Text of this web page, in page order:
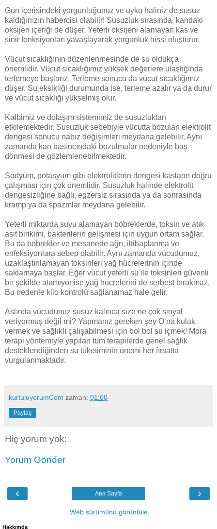
Gün içerisindeki yorgunluğunuz ve uyku haliniz de susuz
kaldığınızın habercisi olabilir! Susuzluk sırasında, kandaki
oksijen içeriği de düşer. Yeterli oksijeni alamayan kas ve
sinir fonksiyonları yavaşlayarak yorgunluk hissi oluşturur.
Vücut sıcaklığının düzenlenmesinde de su oldukça
önemlidir. Vücut sıcaklığımız yüksek değerlere ulaştığında
terlemeye başlarız. Terleme sonucu da vücut sıcaklığımız
düşer. Su eksikliği durumunda ise, terleme azalır ya da durur
ve vücut sıcaklığı yükselmiş olur.
Kalbimiz ve dolaşım sistemimiz de susuzluktan
etkilemektedir. Susuzluk sebebiyle vücutta bozulan elektrolit
dengesi sonucu nabız değişimleri meydana gelebilir. Aynı
zamanda kan basıncındaki bozulmalar nedeniyle baş
dönmesi de gözlemlenebilmektedir.
Sodyum, potasyum gibi elektrolitlerin dengesi kasların doğru
çalışması için çok önemlidir. Susuzluk halinde elektrolit
dengesizliğine bağlı, egzersiz sırasında ya da sonrasında
kramp ya da spazmlar meydana gelebilir.
Yeterli miktarda suyu alamayan böbreklerde, toksin ve atık
asit birikimi, bakterilerin gelişmesi için uygun ortam sağlar.
Bu da böbrekler ve mesanede ağrı, iltihaplanma ve
enfeksiyonlara sebep olabilir. Aynı zamanda vücudumuz,
uzaklaştırılamayan toksinleri yağ hücrelerinin içinde
saklamaya başlar. Eğer vücut yeterli su ile toksinleri güvenli
bir şekilde atamıyor ise yağ hücrelerini de serbest bırakmaz.
Bu nedenle kilo kontrolü sağlanamaz hale gelir.
Aslında vücudunuz susuz kalınca size ne çok sinyal
veriyormuş değil mi? Yapmanız gereken şey O’na kulak
vermek ve sağlıklı çalışabilmesi için bol bol su içmek! Mora
terapi yöntemiyle yapılan tüm terapilerde genel sağlık
desteklendiğinden su tüketiminin önemi her fırsatta
vurgulanmaktadır.
kurtuluyorumCom zaman: 01:00
Paylaş
Hiç yorum yok:
Yorum Gönder
‹ ›
Ana Sayfa
Web sürümünü görüntüle
Hakkımda